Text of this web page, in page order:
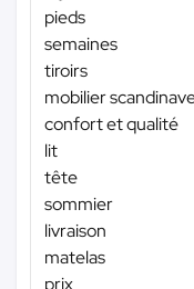
pieds
semaines
tiroirs
mobilier
confort et qualité
lit
tête
sommier
livraison
matelas
prix